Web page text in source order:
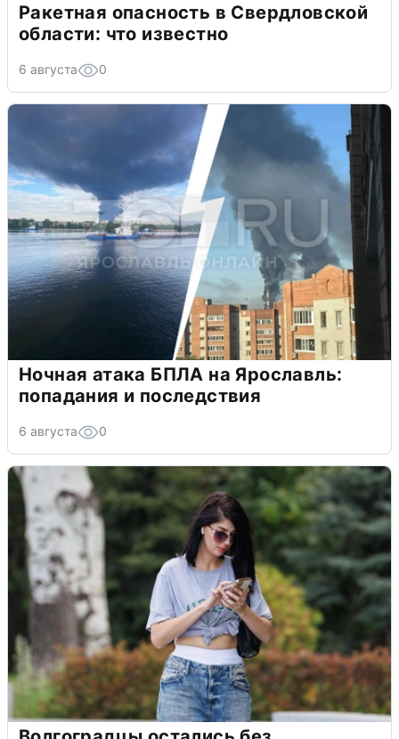
Ракетная опасность в Свердловской
области: что известно
6 августа 0
Ночная атака БПЛА на Ярославль:
попадания и последствия
6 августа 0